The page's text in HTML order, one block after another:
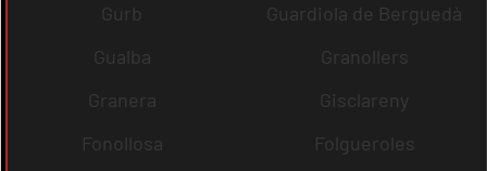
Gurb
Guardiola de Berguedà
Gualba
Granollers
Granera
Gisclareny
Fonollosa
Folgueroles